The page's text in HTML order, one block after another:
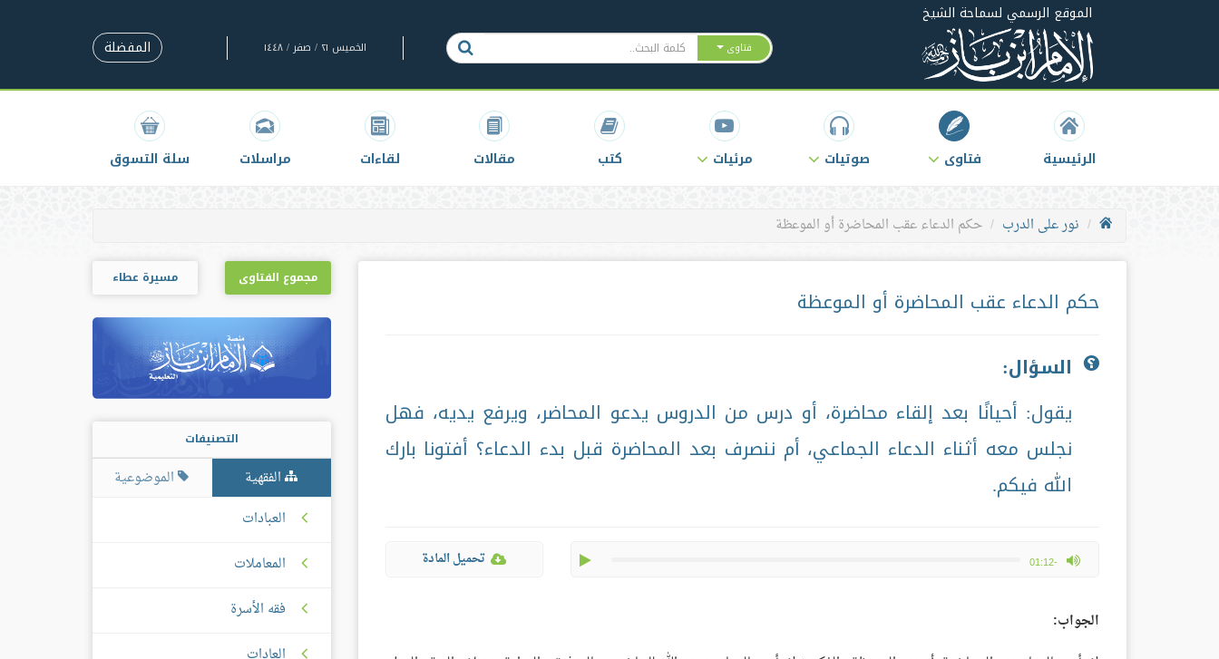
الموقع الرسمي لسماحة الشيخ
فتاوى الخميس ٢١ / صفر / ١٤٤٨ المفضلة
الرئيسية فتاوى صوتيات مرئيات كتب مقالات لقاءات مراسلات سلة التسوق
نور على الدرب حكم الدعاء عقب المحاضرة أو الموعظة
حكم الدعاء عقب المحاضرة أو الموعظة
السؤال:
يقول: أحيانًا بعد إلقاء محاضرة، أو درس من الدروس يدعو المحاضر، ويرفع يديه، فهل
نجلس معه أثناء الدعاء الجماعي، أم ننصرف بعد المحاضرة قبل بدء الدعاء؟ أفتونا بارك
الله فيكم.
-01:12
max volume تحميل المادة
الجواب:
مجموع الفتاوى مسيرة عطاء
التصنيفات
الفقهية
الموضوعية
العبادات
المعاملات
فقه الأسرة